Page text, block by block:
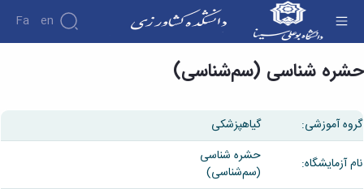
Fa En
حشره شناسی (سم‌شناسی) - دانشکده کشاورزی
حشره شناسی (سم‌شناسی)
گروه آموزشی:
گیاهپزشکی
نام آزمایشگاه:
حشره شناسی
(سم‌شناسی)